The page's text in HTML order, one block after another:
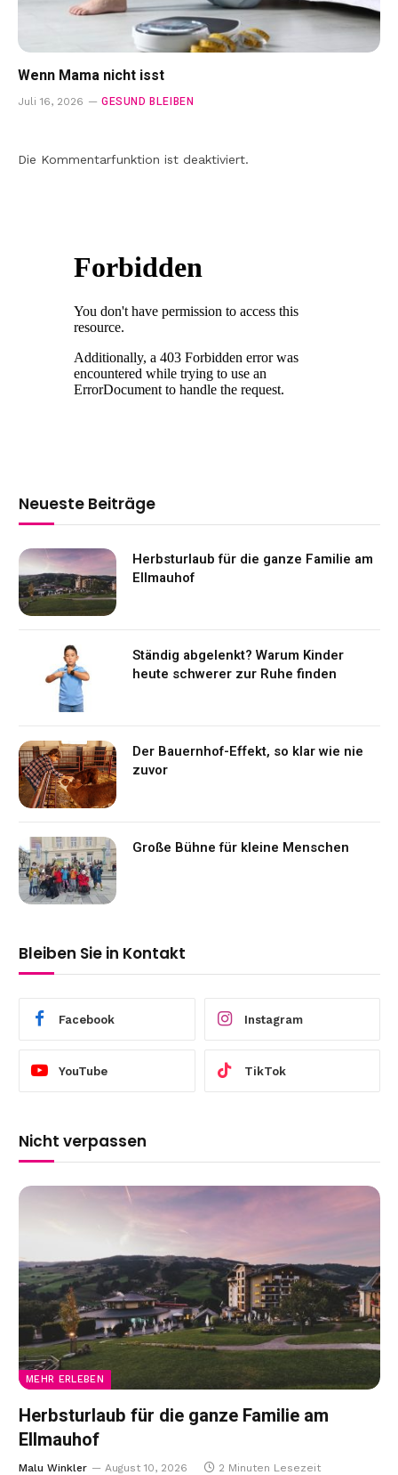
Wenn Mama nicht isst
Juli 16, 2026 GESUND BLEIBEN
Die Kommentarfunktion ist deaktiviert.
Neueste Beiträge
Herbsturlaub für die ganze Familie am
Ellmauhof
Ständig abgelenkt? Warum Kinder
heute schwerer zur Ruhe finden
Der Bauernhof-Effekt, so klar wie nie
zuvor
Große Bühne für kleine Menschen
Bleiben Sie in Kontakt
Facebook Instagram
YouTube TikTok
Nicht verpassen
MEHR ERLEBEN
Herbsturlaub für die ganze Familie am
Ellmauhof
Malu Winkler August 10, 2026 2 Minuten Lesezeit